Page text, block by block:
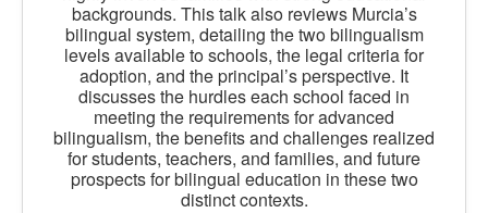
backgrounds. This talk also reviews Murcia’s
bilingual system, detailing the two bilingualism
levels available to schools, the legal criteria for
adoption, and the principal’s perspective. It
discusses the hurdles each school faced in
meeting the requirements for advanced
bilingualism, the benefits and challenges realized
for students, teachers, and families, and future
prospects for bilingual education in these two
distinct contexts.